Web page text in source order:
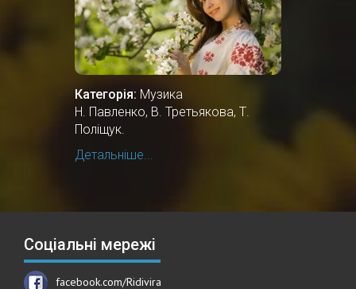
Категорія: Музика
Н. Павленко, В. Третьякова, Т.
Поліщук.
Детальніше...
Соціальні мережі
facebook.com/Ridivira